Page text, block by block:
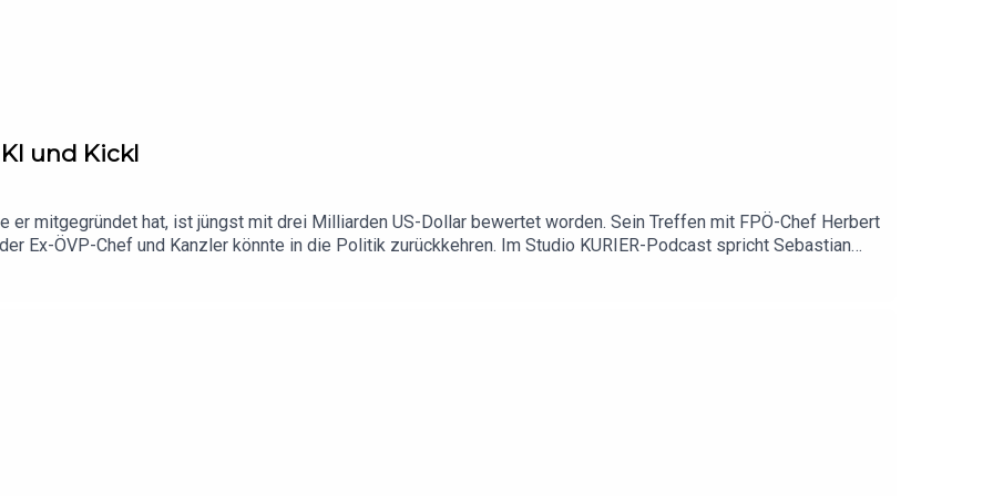
und Kickl
er mitgegründet hat, ist jüngst mit drei Milliarden US-Dollar bewertet worden. Sein Treffen mit FPÖ-Chef Herbert
Ex-ÖVP-Chef und Kanzler könnte in die Politik zurückkehren. Im Studio KURIER-Podcast spricht Sebastian
– und kostet Geld.
Arbeit unterstützen.Alles klar? “Studio KURIER” - überall wo es Podcasts gibt und auch auf Youtube als Video-